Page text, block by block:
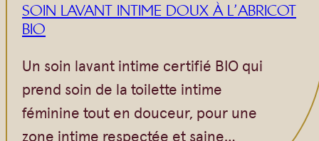
SOIN LAVANT INTIME DOUX À L’ABRICOT
BIO
Un soin lavant intime certifié BIO qui
prend soin de la toilette intime
féminine tout en douceur, pour une
zone intime respectée et saine…